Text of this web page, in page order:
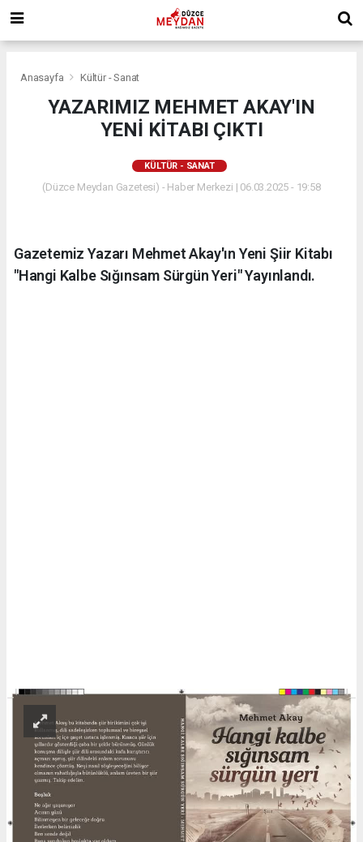
Anasayfa Kültür - Sanat
YAZARIMIZ MEHMET AKAY'IN
YENİ KİTABI ÇIKTI
KÜLTÜR - SANAT
(Düzce Meydan Gazetesi) - Haber Merkezi | 06.03.2025 - 19:58
Gazetemiz Yazarı Mehmet Akay'ın Yeni Şiir Kitabı
"Hangi Kalbe Sığınsam Sürgün Yeri" Yayınlandı.